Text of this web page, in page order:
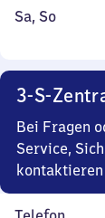
bis
Samstag
Sa, So,
inkl.
3-S-
Bei Fragen
Service,